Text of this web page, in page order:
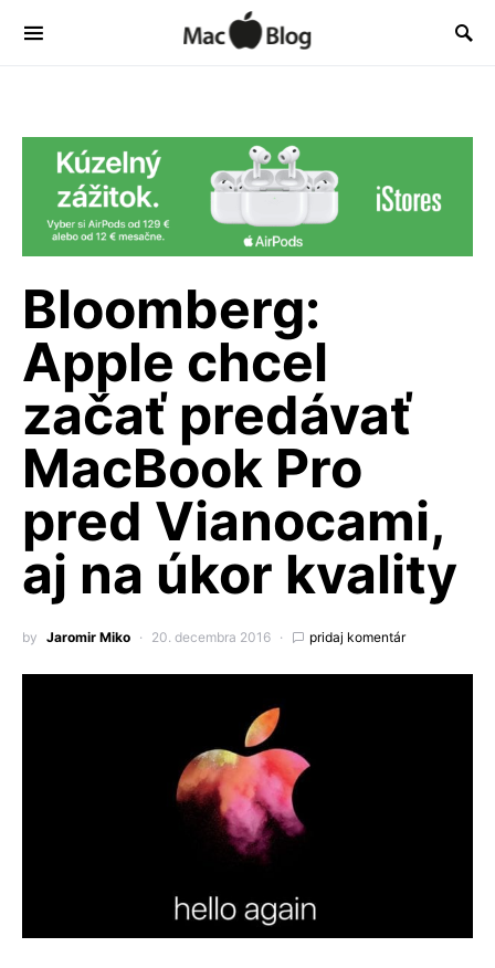
Bloomberg:
Apple chcel
začať predávať
MacBook Pro
pred Vianocami,
aj na úkor kvality
by Jaromir Miko 20. decembra 2016 pridaj komentár